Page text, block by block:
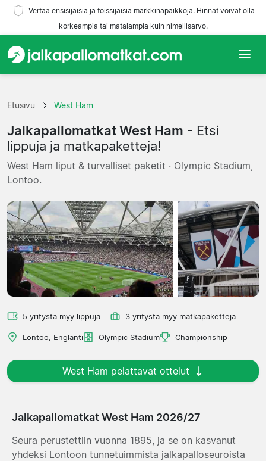
Vertaa ensisijaisia ja toissijaisia markkinapaikkoja. Hinnat voivat olla
korkeampia tai matalampia kuin nimellisarvo.
Joukkueet
Liigat
Matkatoimistoja
Etusivu West Ham
Jalkapallomatkat West Ham - Etsi
lippuja ja matkapaketteja!
West Ham liput & turvalliset paketit · Olympic Stadium,
Lontoo.
5 yritystä myy lippuja 3 yritystä myy matkapaketteja
Lontoo, Englanti Olympic Stadium Championship
West Ham pelattavat ottelut
Jalkapallomatkat West Ham 2026/27
Seura perustettiin vuonna 1895, ja se on kasvanut
yhdeksi Lontoon tunnetuimmista jalkapalloseuroista